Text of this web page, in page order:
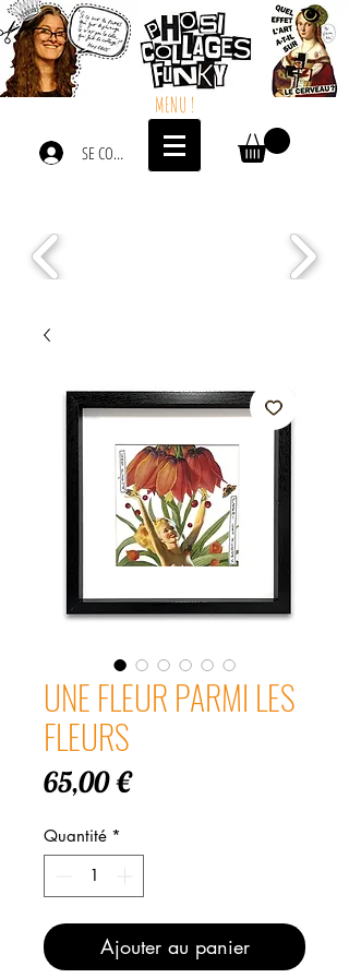
MENU !
SE CONNECTER
UNE FLEUR PARMI LES
FLEURS
65,00 €Prix
Quantité *
Ajouter au panier